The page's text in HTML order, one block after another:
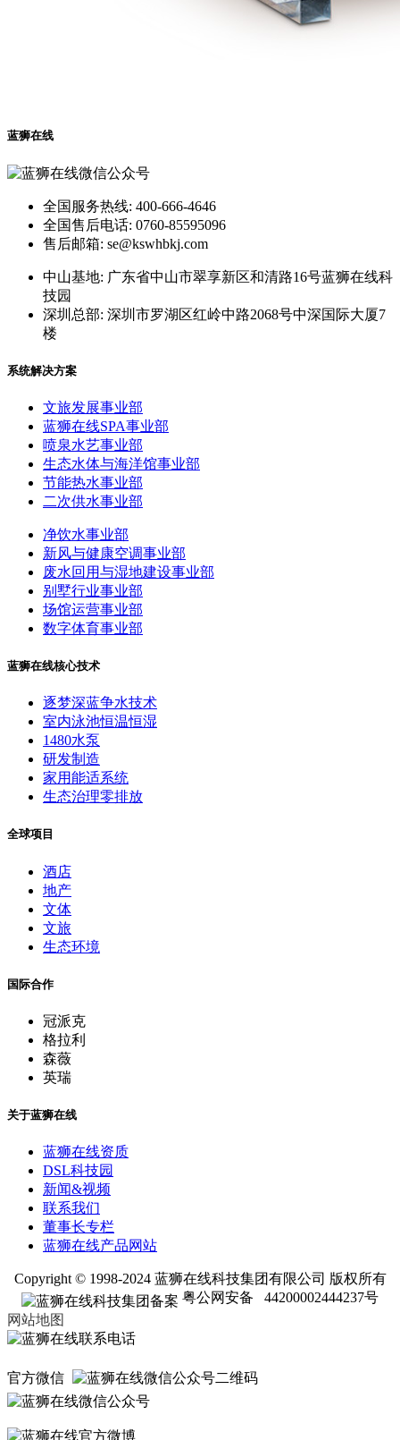
蓝狮在线
全国服务热线: 400-666-4646
全国售后电话: 0760-85595096
售后邮箱: se@kswhbkj.com
中山基地: 广东省中山市翠享新区和清路16号蓝狮在线科
技园
深圳总部: 深圳市罗湖区红岭中路2068号中深国际大厦7
楼
系统解决方案
文旅发展事业部
蓝狮在线SPA事业部
喷泉水艺事业部
生态水体与海洋馆事业部
节能热水事业部
二次供水事业部
净饮水事业部
新风与健康空调事业部
废水回用与湿地建设事业部
别墅行业事业部
场馆运营事业部
数字体育事业部
蓝狮在线核心技术
逐梦深蓝争水技术
室内泳池恒温恒湿
1480水泵
研发制造
家用能适系统
生态治理零排放
全球项目
酒店
地产
文体
文旅
生态环境
国际合作
冠派克
格拉利
森薇
英瑞
关于蓝狮在线
蓝狮在线资质
DSL科技园
新闻&视频
联系我们
董事长专栏
蓝狮在线产品网站
Copyright © 1998-2024 蓝狮在线科技集团有限公司 版权所有
粤公网安备 44200002444237号
网站地图
官方微信